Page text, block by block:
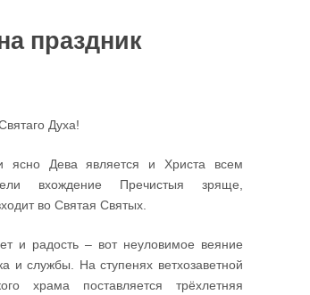
праздник
Духа!
ясно Дева является и Христа всем
вхождение Пречистыя зряще,
во Святая Святых.
и радость – вот неуловимое веяние
и службы. На ступенях ветхозаветной
храма поставляется трёхлетняя